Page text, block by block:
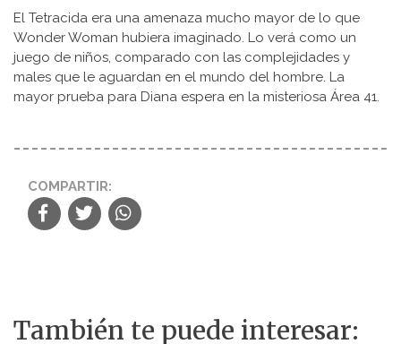
El Tetracida era una amenaza mucho mayor de lo que
Wonder Woman hubiera imaginado. Lo verá como un
juego de niños, comparado con las complejidades y
males que le aguardan en el mundo del hombre. La
mayor prueba para Diana espera en la misteriosa Área 41.
COMPARTIR:
También te puede interesar: